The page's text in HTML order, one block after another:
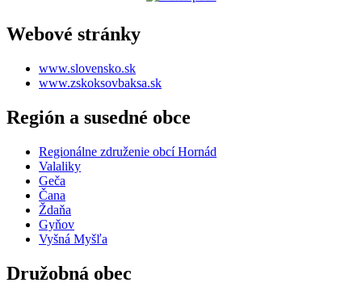
Webové stránky
www.slovensko.sk
www.zskoksovbaksa.sk
Región a susedné obce
Regionálne združenie obcí Hornád
Valaliky
Geča
Čana
Ždaňa
Gyňov
Vyšná Myšľa
Družobná obec